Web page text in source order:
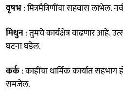
वृषभ: मित्रमैत्रिणींचा सहवास लाभेल.
मिथुन: तुमचे कार्यक्षेत्र वाढणार आहे.
घटना घडेल.
कर्क: काहींचा धार्मिक कार्यात सहभाग
समजेल.